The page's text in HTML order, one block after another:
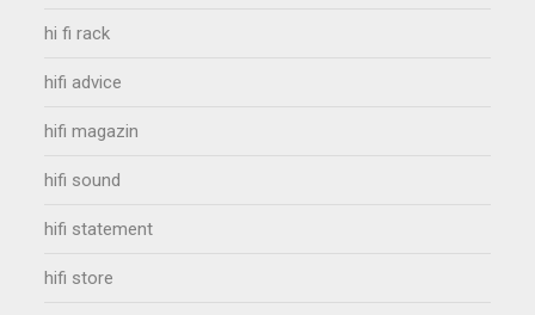
hi fi rack
hifi advice
hifi magazin
hifi sound
hifi statement
hifi store